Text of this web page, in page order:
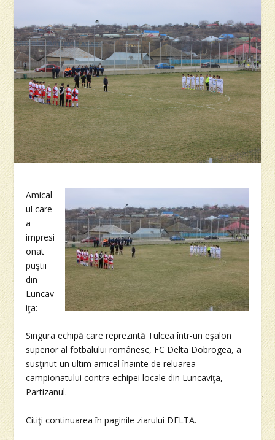
Amical
ul care
a
impresi
onat
puştii
din
Luncav
iţa:
Singura echipă care reprezintă Tulcea într-un eşalon
superior al fotbalului românesc, FC Delta Dobrogea, a
susţinut un ultim amical înainte de reluarea
campionatului contra echipei locale din Luncaviţa,
Partizanul.
Citiţi continuarea în paginile ziarului DELTA.